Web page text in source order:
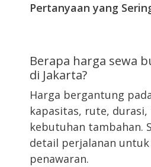
Pertanyaan yang
Berapa harga sewa
di Jakarta?
Harga bergantung
kapasitas, rute, durasi,
kebutuhan tambahan.
detail perjalanan
penawaran.